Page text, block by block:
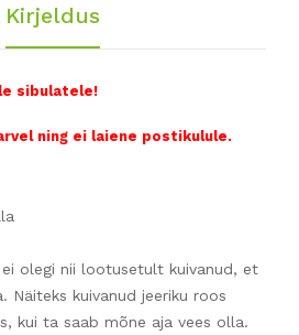
Kirjeldus
sibulatele!
ning ei laiene postikulule.
olegi nii lootusetult kuivanud, et
Näiteks kuivanud jeeriku roos
kui ta saab mõne aja vees olla.